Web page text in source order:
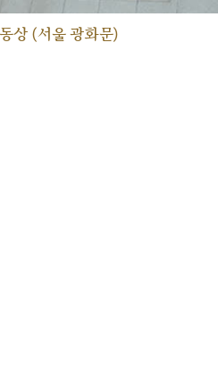
상 (서울 광화문)